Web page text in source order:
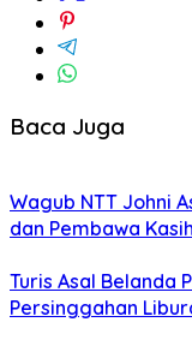
Baca Juga
Wagub NTT Johni
dan Pembawa
Turis Asal Belanda
Persinggahan